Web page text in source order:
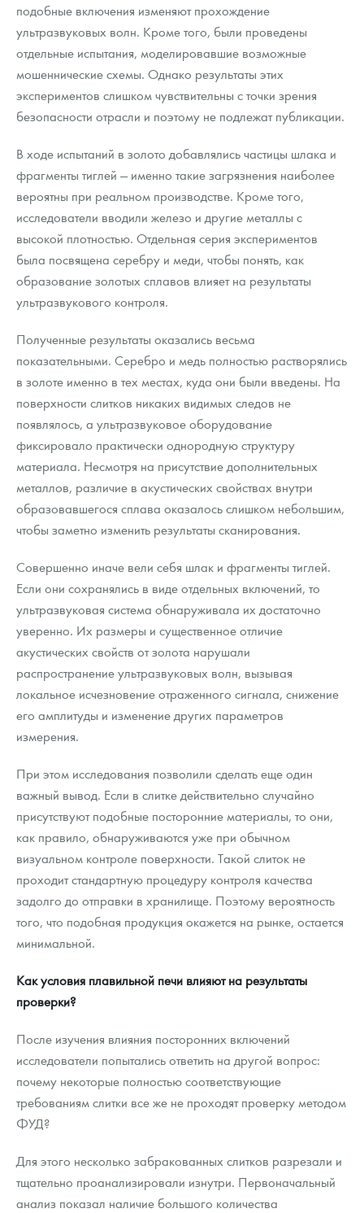
подобные включения изменяют прохождение
ультразвуковых волн. Кроме того, были проведены
отдельные испытания, моделировавшие возможные
мошеннические схемы. Однако результаты этих
экспериментов слишком чувствительны с точки зрения
безопасности отрасли и поэтому не подлежат публикации.
В ходе испытаний в золото добавлялись частицы шлака и
фрагменты тиглей — именно такие загрязнения наиболее
вероятны при реальном производстве. Кроме того,
исследователи вводили железо и другие металлы с
высокой плотностью. Отдельная серия экспериментов
была посвящена серебру и меди, чтобы понять, как
образование золотых сплавов влияет на результаты
ультразвукового контроля.
Полученные результаты оказались весьма
показательными. Серебро и медь полностью растворялись
в золоте именно в тех местах, куда они были введены. На
поверхности слитков никаких видимых следов не
появлялось, а ультразвуковое оборудование
фиксировало практически однородную структуру
материала. Несмотря на присутствие дополнительных
металлов, различие в акустических свойствах внутри
образовавшегося сплава оказалось слишком небольшим,
чтобы заметно изменить результаты сканирования.
Совершенно иначе вели себя шлак и фрагменты тиглей.
Если они сохранялись в виде отдельных включений, то
ультразвуковая система обнаруживала их достаточно
уверенно. Их размеры и существенное отличие
акустических свойств от золота нарушали
распространение ультразвуковых волн, вызывая
локальное исчезновение отраженного сигнала, снижение
его амплитуды и изменение других параметров
измерения.
При этом исследования позволили сделать еще один
важный вывод. Если в слитке действительно случайно
присутствуют подобные посторонние материалы, то они,
как правило, обнаруживаются уже при обычном
визуальном контроле поверхности. Такой слиток не
проходит стандартную процедуру контроля качества
задолго до отправки в хранилище. Поэтому вероятность
того, что подобная продукция окажется на рынке, остается
минимальной.
Как условия плавильной печи влияют на результаты
проверки?
После изучения влияния посторонних включений
исследователи попытались ответить на другой вопрос:
почему некоторые полностью соответствующие
требованиям слитки все же не проходят проверку методом
ФУД?
Для этого несколько забракованных слитков разрезали и
тщательно проанализировали изнутри. Первоначальный
анализ показал наличие большого количества